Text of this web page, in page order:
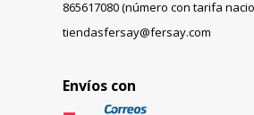
865617080 (número con tarifa
tiendasfersay@fersay.com
Envíos con